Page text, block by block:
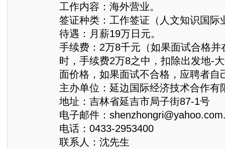
工作内容：海外营业。
签证种类：工作签证（人文知识国际
待遇：月薪19万日元。
手续费：2万8千元（如果面试合格并
时，手续费2万8之中，扣除出发地-
面价格，如果面试不合格，应聘者自
主办单位：延边国际经济技术合作有
地址：吉林省延吉市局子街87-1号
电子邮件：
电话：0433-2953400
联系人：沈先生